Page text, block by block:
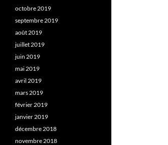
octobre 2019
septembre 2019
août 2019
juillet 2019
juin 2019
mai 2019
avril 2019
mars 2019
février 2019
janvier 2019
décembre 2018
novembre 2018